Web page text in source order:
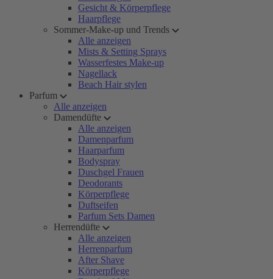
Gesicht & Körperpflege
Haarpflege
Sommer-Make-up und Trends
Alle anzeigen
Mists & Setting Sprays
Wasserfestes Make-up
Nagellack
Beach Hair stylen
Parfum
Alle anzeigen
Damendüfte
Alle anzeigen
Damenparfum
Haarparfum
Bodyspray
Duschgel Frauen
Deodorants
Körperpflege
Duftseifen
Parfum Sets Damen
Herrendüfte
Alle anzeigen
Herrenparfum
After Shave
Körperpflege